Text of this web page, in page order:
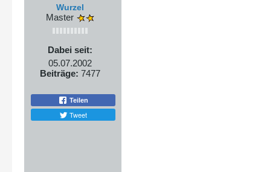
Wurzel
Master
Dabei seit:
05.07.2002
Beiträge: 7477
Teilen
Tweet